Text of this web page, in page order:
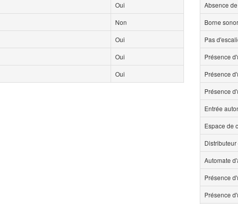
Oui
Non
Oui
Oui
Oui
Absence
Borne
Pas
Présence
Présence
Présence
Entrée
Espace de
Automate
Présence
Présence